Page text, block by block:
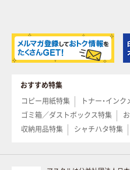
おすすめ特集
コピー用紙特集
トナー・イン
ゴミ箱／ダストボックス特集
収納用品特集
シャチハタ特集